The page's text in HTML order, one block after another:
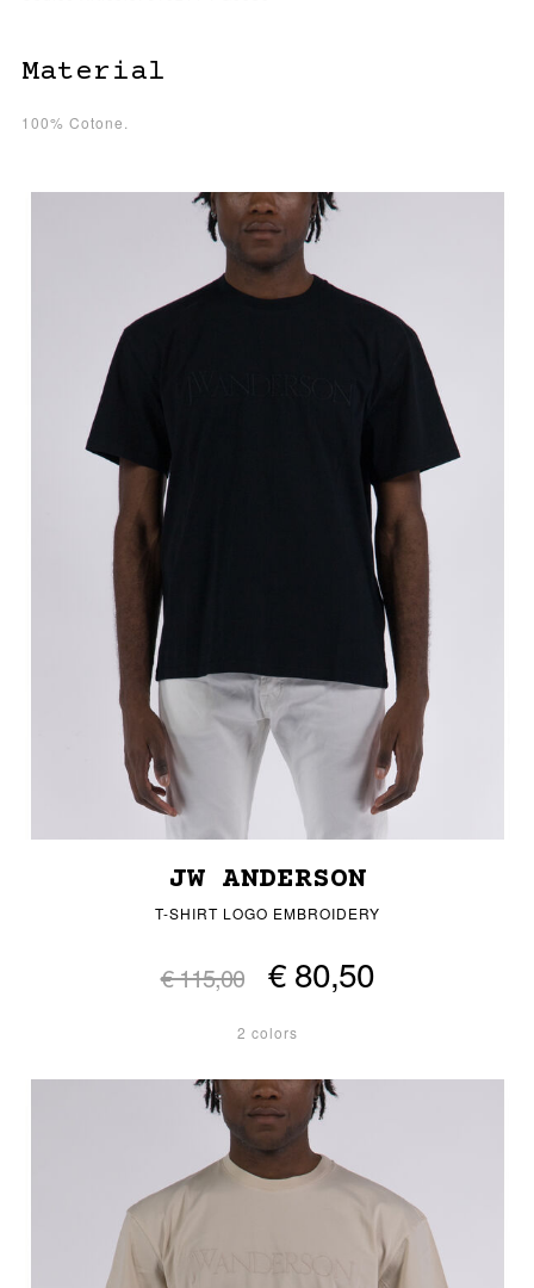
Material
100% Cotone.
JW ANDERSON
T-SHIRT LOGO EMBROIDERY
€ 115,00 € 80,50
2 colors